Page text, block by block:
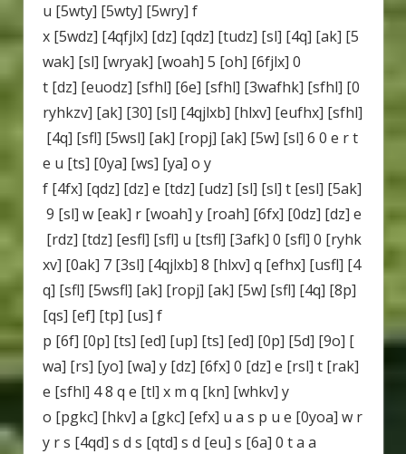
u [5wty] [5wty] [5wry] f
x [5wdz] [4qfjlx] [dz] [qdz] [tudz] [sl] [4q] [ak] [5
wak] [sl] [wryak] [woah] 5 [oh] [6fjlx] 0
t [dz] [euodz] [sfhl] [6e] [sfhl] [3wafhk] [sfhl] [0
ryhkzv] [ak] [30] [sl] [4qjlxb] [hlxv] [eufhx] [sfhl]
[4q] [sfl] [5wsl] [ak] [ropj] [ak] [5w] [sl] 6 0 e r t
e u [ts] [0ya] [ws] [ya] o y
f [4fx] [qdz] [dz] e [tdz] [udz] [sl] [sl] t [esl] [5ak]
9 [sl] w [eak] r [woah] y [roah] [6fx] [0dz] [dz] e
[rdz] [tdz] [esfl] [sfl] u [tsfl] [3afk] 0 [sfl] 0 [ryhk
xv] [0ak] 7 [3sl] [4qjlxb] 8 [hlxv] q [efhx] [usfl] [4
q] [sfl] [5wsfl] [ak] [ropj] [ak] [5w] [sfl] [4q] [8p]
[qs] [ef] [tp] [us] f
p [6f] [0p] [ts] [ed] [up] [ts] [ed] [0p] [5d] [9o] [
wa] [rs] [yo] [wa] y [dz] [6fx] 0 [dz] e [rsl] t [rak]
e [sfhl] 4 8 q e [tl] x m q [kn] [whkv] y
o [pgkc] [hkv] a [gkc] [efx] u a s p u e [0yoa] w r
y r s [4qd] s d s [qtd] s d [eu] s [6a] 0 t a a